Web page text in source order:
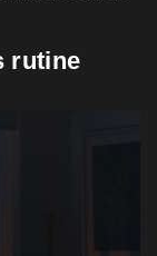
rutine